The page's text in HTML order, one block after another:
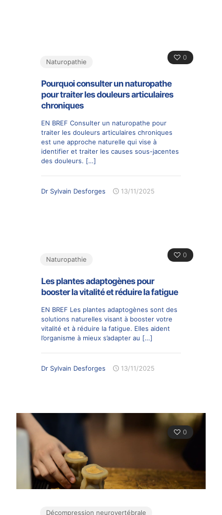
0
Naturopathie
Pourquoi consulter un naturopathe
pour traiter les douleurs articulaires
chroniques
EN BREF Consulter un naturopathe pour
traiter les douleurs articulaires chroniques
est une approche naturelle qui vise à
identifier et traiter les causes sous-jacentes
des douleurs. […]
Dr Sylvain Desforges 13/11/2025
0
Naturopathie
Les plantes adaptogènes pour
booster la vitalité et réduire la fatigue
EN BREF Les plantes adaptogènes sont des
solutions naturelles visant à booster votre
vitalité et à réduire la fatigue. Elles aident
l’organisme à mieux s’adapter au […]
Dr Sylvain Desforges 13/11/2025
0
Décompression neurovertébrale